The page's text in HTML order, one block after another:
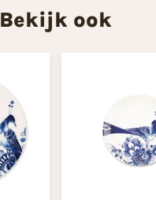
Bekijk ook